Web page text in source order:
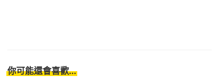
你可能還會喜歡...